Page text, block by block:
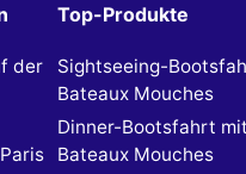
der
Top-Produkte
Sightseeing-
Bateaux Mouches
Dinner-Bootsfahrt
Bateaux Mouches